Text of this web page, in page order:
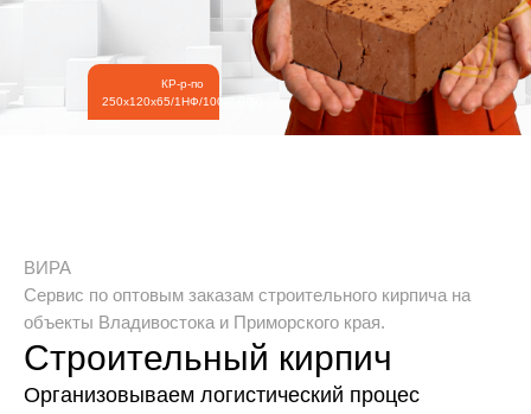
КР-р-по
250х120х65/1НФ/100/2.0/50
ВИРА
Сервис по оптовым заказам строительного кирпича на
объекты Владивостока и Приморского края.
Строительный кирпич
Организовываем логистический процеc